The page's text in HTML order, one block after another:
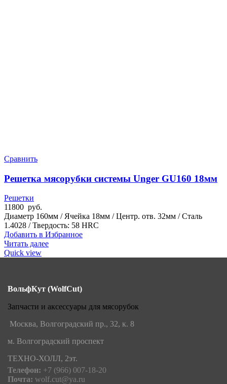
Сравнить
Решетка мясорубки системы Unger GU160 18мм
Решетки
11800 руб.
Диаметр 160мм / Ячейка 18мм / Центр. отв. 32мм / Сталь
1.4028 / Твердость: 58 HRC
Добавить в Избранное
Читать далее
Quick view
ВольфКут (WolfCut)
Запчасти и аксессуары для мясорубок
Москва, Волгоградский пр., 32, к. 8
м. Волгоградский проспект
ТЕХНО-ХОЛЛ, 2эт.
Телефон: +7 (966) 007-18-20
Почта: wolf.cut@ya.ru